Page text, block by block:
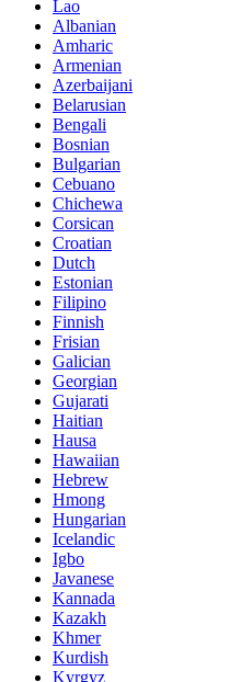
Lao
Albanian
Amharic
Armenian
Azerbaijani
Belarusian
Bengali
Bosnian
Bulgarian
Cebuano
Chichewa
Corsican
Croatian
Dutch
Estonian
Filipino
Finnish
Frisian
Galician
Georgian
Gujarati
Haitian
Hausa
Hawaiian
Hebrew
Hmong
Hungarian
Icelandic
Igbo
Javanese
Kannada
Kazakh
Khmer
Kurdish
Kyrgyz